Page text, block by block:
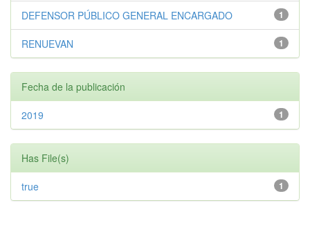
1
DEFENSOR PÚBLICO GENERAL ENCARGADO
1
RENUEVAN
Fecha de la publicación
1
2019
Has File(s)
1
true